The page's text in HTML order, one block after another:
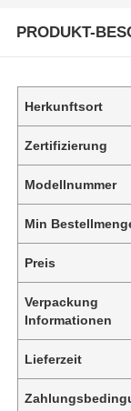
PRODUKT-
Herkunftsort
Zertifizierung
Modellnummer
Min
Preis
Verpackung
Informationen
Lieferzeit